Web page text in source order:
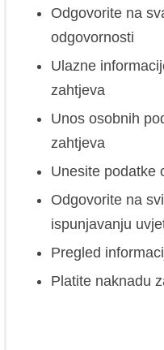
Odgovorite na
odgovornosti
Ulazne
zahtjeva
Unos osobnih
zahtjeva
Unesite podatke
Odgovorite na
ispunjavanju
Pregled
Platite naknadu